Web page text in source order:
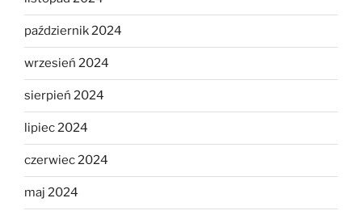
październik 2024
wrzesień 2024
sierpień 2024
lipiec 2024
czerwiec 2024
maj 2024